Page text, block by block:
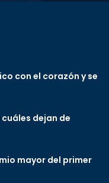
con el corazón y se
dejan de
mayor del primer